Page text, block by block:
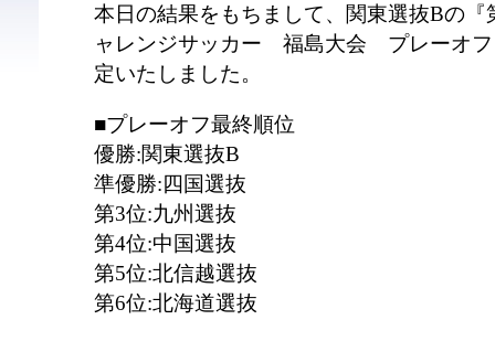
本日の結果をもちまして、関東選抜Bの『
ャレンジサッカー 福島大会 プレーオフ
定いたしました。
■プレーオフ最終順位
優勝:関東選抜B
準優勝:四国選抜
第3位:九州選抜
第4位:中国選抜
第5位:北信越選抜
第6位:北海道選抜